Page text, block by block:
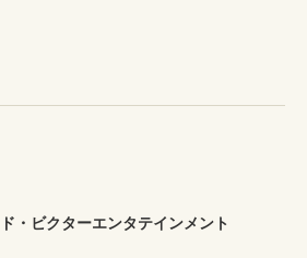
・ビクターエンタテインメント